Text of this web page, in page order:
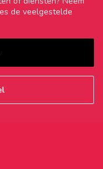
de veelgestelde